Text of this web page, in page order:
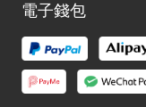
電子錢包